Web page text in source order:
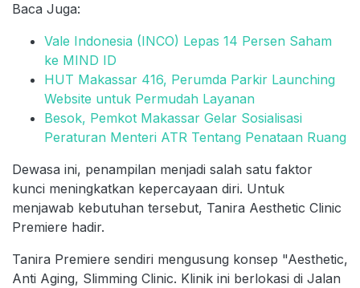
Baca Juga:
Vale Indonesia (INCO) Lepas 14 Persen Saham
ke MIND ID
HUT Makassar 416, Perumda Parkir Launching
Website untuk Permudah Layanan
Besok, Pemkot Makassar Gelar Sosialisasi
Peraturan Menteri ATR Tentang Penataan Ruang
Dewasa ini, penampilan menjadi salah satu faktor
kunci meningkatkan kepercayaan diri. Untuk
menjawab kebutuhan tersebut, Tanira Aesthetic Clinic
Premiere hadir.
Tanira Premiere sendiri mengusung konsep "Aesthetic,
Anti Aging, Slimming Clinic. Klinik ini berlokasi di Jalan